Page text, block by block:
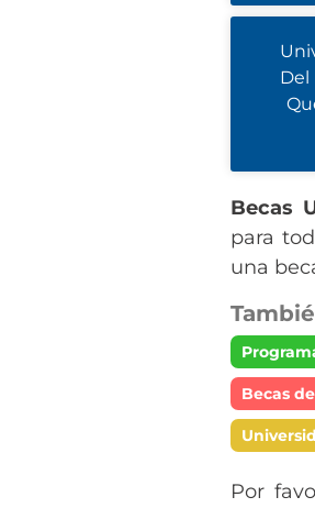
Del
Becas
para
una
Becas
Por